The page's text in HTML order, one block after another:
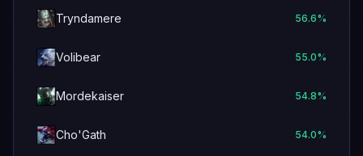
Tryndamere 56.6%
Volibear 55.0%
Mordekaiser 54.8%
Cho'Gath 54.0%